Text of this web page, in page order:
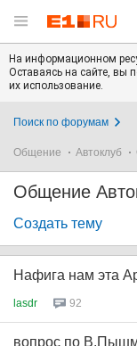
На информационном
Оставаясь на сайте, вы
их использование.
Поиск по форумам
Общение Автоклуб
Общение
Создать тему
Нафига нам эта
lasdr 92
вопрос по